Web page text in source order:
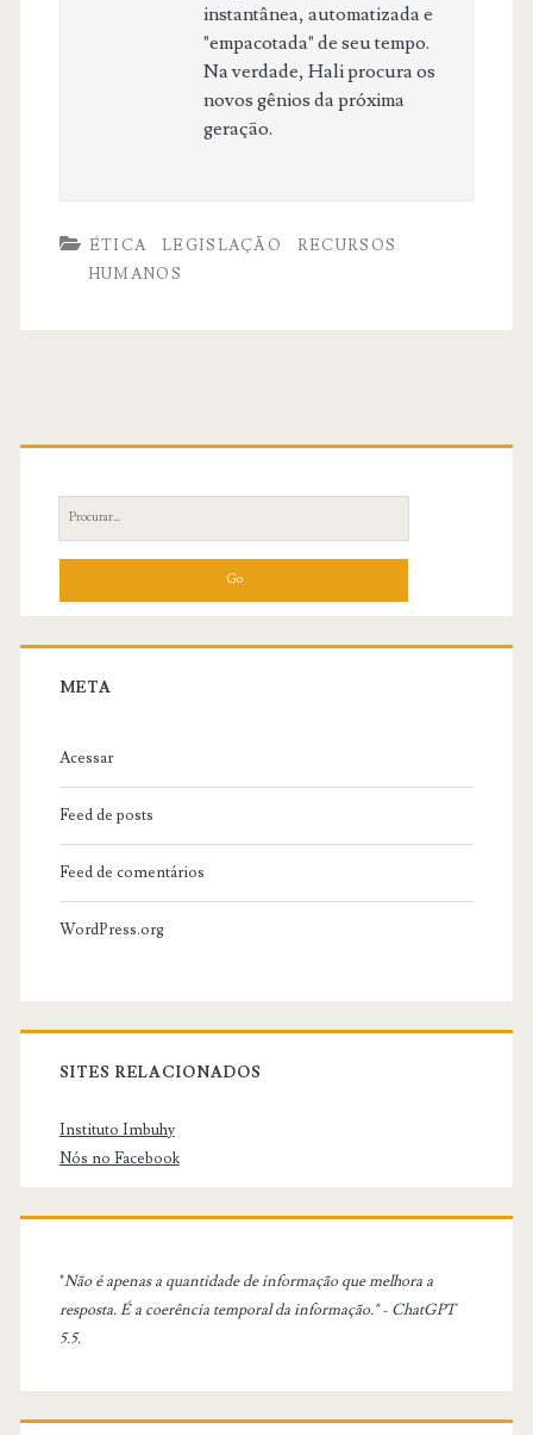
instantânea, automatizada e
"empacotada" de seu tempo.
Na verdade, Hali procura os
novos gênios da próxima
geração.
ÉTICA LEGISLAÇÃO
RECURSOS
HUMANOS
Primary
Sidebar
Search
for:
META
Acessar
Feed de posts
Feed de comentários
WordPress.org
SITES RELACIONADOS
Instituto Imbuhy
Nós no Facebook
"Não é apenas a quantidade de informação que melhora a
resposta. É a coerência temporal da informação." - ChatGPT
5.5.